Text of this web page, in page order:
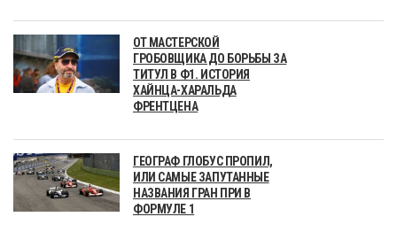
ОТ МАСТЕРСКОЙ
ГРОБОВЩИКА ДО БОРЬБЫ ЗА
ТИТУЛ В Ф1. ИСТОРИЯ
ХАЙНЦА-ХАРАЛЬДА
ФРЕНТЦЕНА
ГЕОГРАФ ГЛОБУС ПРОПИЛ,
ИЛИ САМЫЕ ЗАПУТАННЫЕ
НАЗВАНИЯ ГРАН ПРИ В
ФОРМУЛЕ 1